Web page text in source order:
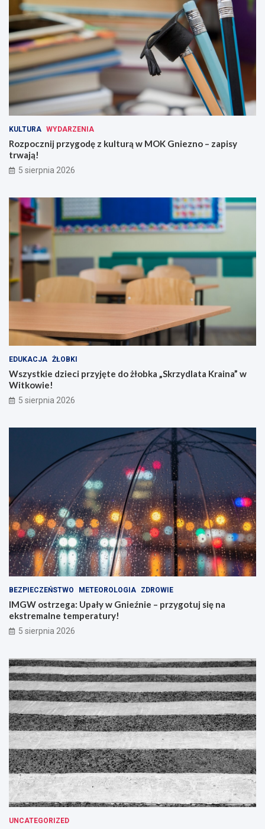
KULTURA WYDARZENIA
Rozpocznij przygodę z kulturą w MOK Gniezno – zapisy
trwają!
5 sierpnia 2026
EDUKACJA ŻŁOBKI
Wszystkie dzieci przyjęte do żłobka „Skrzydlata Kraina” w
Witkowie!
5 sierpnia 2026
BEZPIECZEŃSTWO METEOROLOGIA ZDROWIE
IMGW ostrzega: Upały w Gnieźnie – przygotuj się na
ekstremalne temperatury!
5 sierpnia 2026
UNCATEGORIZED